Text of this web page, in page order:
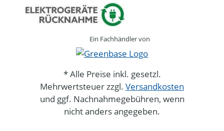
Ein Fachhändler von
* Alle Preise inkl. gesetzl.
Mehrwertsteuer zzgl. Versandkosten
und ggf. Nachnahmegebühren, wenn
nicht anders angegeben.